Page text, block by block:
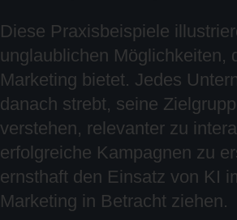
Diese Praxisbeispiele
unglaublichen Möglichkeiten,
Marketing bietet. Jedes
danach strebt, seine
verstehen, relevanter zu
erfolgreiche Kampagnen zu
ernsthaft den Einsatz von KI
Marketing in Betracht ziehen.